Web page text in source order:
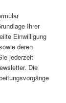
Ihrer
Einwilligung
deren
jederzeit
Die